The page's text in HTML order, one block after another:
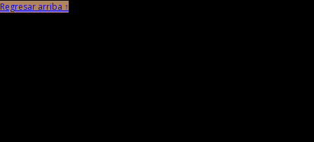
Regresar arriba ↑